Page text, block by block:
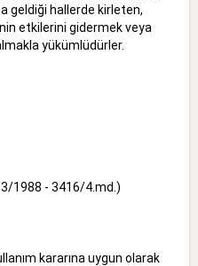
geldiği hallerde kirleten,
etkilerini gidermek veya
yükümlüdürler.
1988 - 3416/4.md.)
kararına uygun olarak